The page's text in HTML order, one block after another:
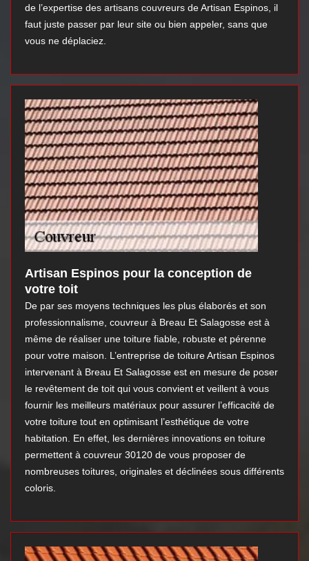
de l’expertise des artisans couvreurs de Artisan Espinos, il
faut juste passer par leur site ou bien appeler, sans que
vous ne déplaciez.
Artisan Espinos pour la conception de
votre toit
De par ses moyens techniques les plus élaborés et son
professionnalisme, couvreur à Breau Et Salagosse est à
même de réaliser une toiture fiable, robuste et pérenne
pour votre maison. L’entreprise de toiture Artisan Espinos
intervenant à Breau Et Salagosse est en mesure de poser
le revêtement de toit qui vous convient et veillent à vous
fournir les meilleurs matériaux pour assurer l’efficacité de
votre toiture tout en optimisant l’esthétique de votre
habitation. En effet, les dernières innovations en toiture
permettent à couvreur 30120 de vous proposer de
nombreuses toitures, originales et déclinées sous différents
coloris.